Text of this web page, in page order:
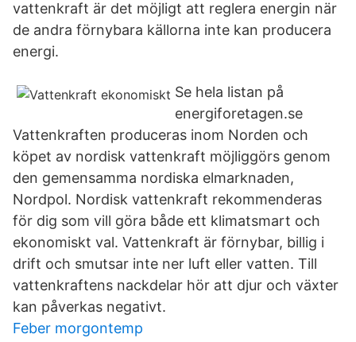
vattenkraft är det möjligt att reglera energin när
de andra förnybara källorna inte kan producera
energi.
Se hela listan på
energiforetagen.se
Vattenkraften produceras inom Norden och
köpet av nordisk vattenkraft möjliggörs genom
den gemensamma nordiska elmarknaden,
Nordpol. Nordisk vattenkraft rekommenderas
för dig som vill göra både ett klimatsmart och
ekonomiskt val. Vattenkraft är förnybar, billig i
drift och smutsar inte ner luft eller vatten. Till
vattenkraftens nackdelar hör att djur och växter
kan påverkas negativt.
Feber morgontemp